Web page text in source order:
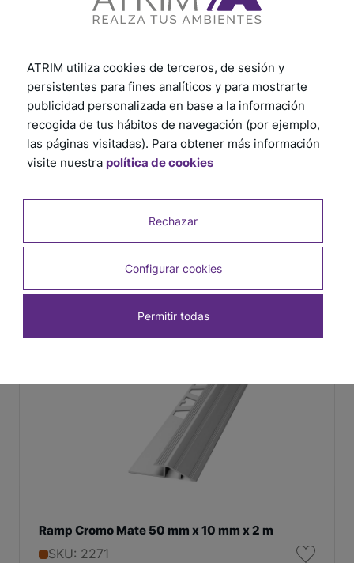
Ver otros tutoriales
Ramp Cromo Mate 50 mm x 10 mm x 2 m
SKU: 2271
ATRIM utiliza cookies de terceros, de sesión y
persistentes para fines analíticos y para mostrarte
publicidad personalizada en base a la información
recogida de tus hábitos de navegación (por ejemplo,
las páginas visitadas). Para obtener más información
visite nuestra política de cookies
Rechazar
Configurar cookies
Permitir todas